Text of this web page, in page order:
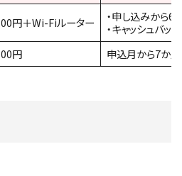
円＋Wi-Fiルーター
・申し込みから6
・キャッシュバ
円 申込月から7か